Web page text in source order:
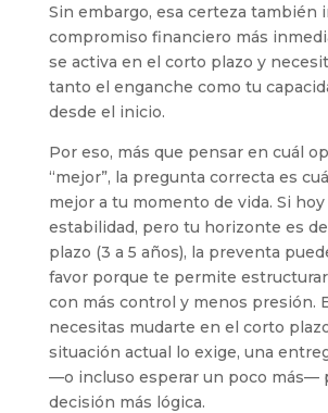
Sin embargo, esa certeza también
compromiso financiero más
se activa en el corto plazo y
tanto el enganche como tu
desde el inicio.
Por eso, más que pensar en cuál
“mejor”, la pregunta correcta es
mejor a tu momento de vida. Si
estabilidad, pero tu horizonte es
plazo (3 a 5 años), la preventa
favor porque te permite
con más control y menos presión.
necesitas mudarte en el corto
situación actual lo exige, una
—o incluso esperar un poco más—
decisión más lógica.